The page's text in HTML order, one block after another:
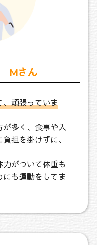
Mさん
、頑張っていま
が多く、食事や入
担を掛けずに、
がついて体重も
も運動をしてま